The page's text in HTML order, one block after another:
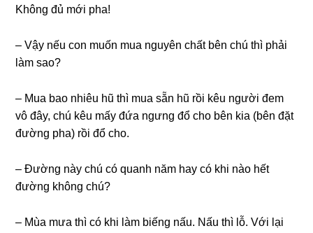
Không đủ mới pha!
– Vậy nếu con muốn mua nguyên chất bên chú thì phải
làm sao?
– Mua bao nhiêu hũ thì mua sẵn hũ rồi kêu người đem
vô đây, chú kêu mấy đứa ngưng đổ cho bên kia (bên đặt
đường pha) rồi đổ cho.
– Đường này chú có quanh năm hay có khi nào hết
đường không chú?
– Mùa mưa thì có khi làm biếng nấu. Nấu thì lỗ. Với lại